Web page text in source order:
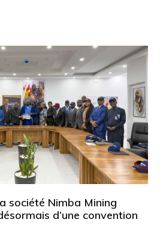
société Nimba Mining
d’une convention